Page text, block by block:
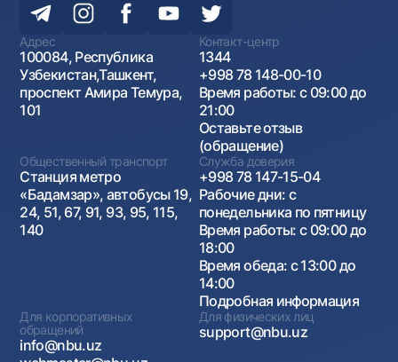
Адрес
100084, Республика
Узбекистан,Ташкент,
проспект Амира Темура,
101
Контакт-центр
1344
+998 78 148-00-10
Время работы: с 09:00 до
21:00
Оставьте отзыв
(обращение)
Общественный транспорт
Станция метро
«Бадамзар», автобусы 19,
24, 51, 67, 91, 93, 95, 115,
140
Служба доверия
+998 78 147-15-04
Рабочие дни: с
понедельника по пятницу
Время работы: с 09:00 до
18:00
Время обеда: с 13:00 до
14:00
Подробная информация
Для корпоративных
обращений
info@nbu.uz
Для физических лиц
support@nbu.uz